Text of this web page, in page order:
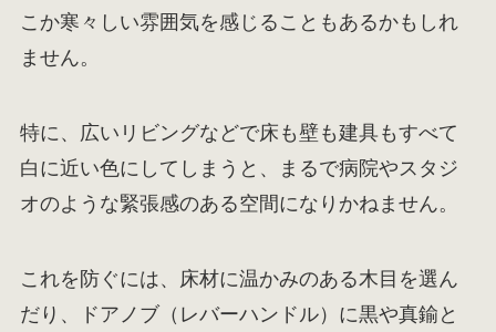
こか寒々しい雰囲気を感じることもあるかもしれ
ません。
特に、広いリビングなどで床も壁も建具もすべて
白に近い色にしてしまうと、まるで病院やスタジ
オのような緊張感のある空間になりかねません。
これを防ぐには、床材に温かみのある木目を選ん
だり、ドアノブ（レバーハンドル）に黒や真鍮と